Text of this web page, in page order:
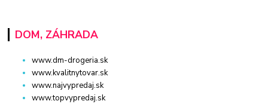
DOM, ZÁHRADA
www.dm-drogeria.sk
www.kvalitnytovar.sk
www.najvypredaj.sk
www.topvypredaj.sk